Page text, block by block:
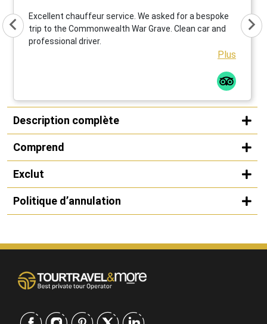
Excellent chauffeur service. We asked for a bespoke
trip to the Commonwealth War Grave. Clean car and
professional driver.
Plus
Description complète
Comprend
Exclut
Politique d’annulation